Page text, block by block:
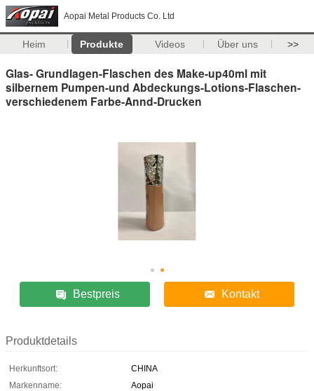
Aopai Metal Products Co. Ltd
Heim Produkte Videos Über uns >>
Glas- Grundlagen-Flaschen des Make-up40ml mit
silbernem Pumpen-und Abdeckungs-Lotions-Flaschen-
verschiedenem Farbe-Annd-Drucken
Bestpreis Kontakt
Produktdetails
Herkunftsort:
CHINA
Markenname:
Aopai